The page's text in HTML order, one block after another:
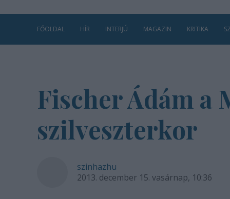
FŐOLDAL HÍR INTERJÚ MAGAZIN KRITIKA
Fischer Ádám a
szilveszterkor
szinhazhu
2013. december 15. vasárnap, 10:36